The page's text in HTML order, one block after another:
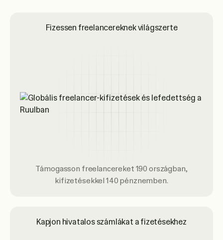
Fizessen freelancereknek világszerte
Támogasson freelancereket 190 országban,
kifizetésekkel 140 pénznemben.
Kapjon hivatalos számlákat a fizetésekhez